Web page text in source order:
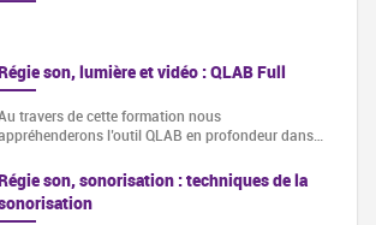
son, lumière et vidéo : QLAB Full
travers de cette formation nous
l’outil QLAB en profondeur dans…
son, sonorisation : techniques de la